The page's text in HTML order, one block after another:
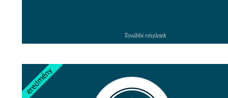
További részletek